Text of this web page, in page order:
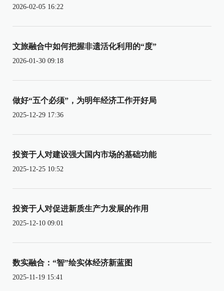
2026-02-05 16:22
文旅融合中如何把握非遗活化利用的“度”
2026-01-30 09:18
做好“五个必须”，为明年经济工作开好局
2025-12-29 17:36
投资于人对建设强大国内市场的基础功能
2025-12-25 10:52
投资于人对促进新质生产力发展的作用
2025-12-10 09:01
数实融合：“智”绘实体经济新蓝图
2025-11-19 15:41